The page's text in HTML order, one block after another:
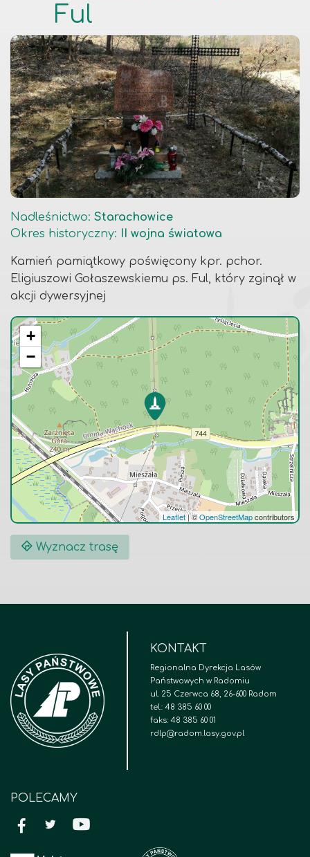
Ful
Nadleśnictwo: Starachowice
Okres historyczny: II wojna światowa
Kamień pamiątkowy poświęcony kpr. pchor.
Eligiuszowi Gołaszewskiemu ps. Ful, który zginął w
akcji dywersyjnej
+
−
Leaflet|©OpenStreetMapcontributors
Wyznacz trasę
KONTAKT
Regionalna Dyrekcja Lasów
Państwowych w Radomiu
ul. 25 Czerwca 68, 26-600 Radom
tel.: 48 385 60 00
faks: 48 385 60 01
rdlp@radom.lasy.gov.pl
POLECAMY